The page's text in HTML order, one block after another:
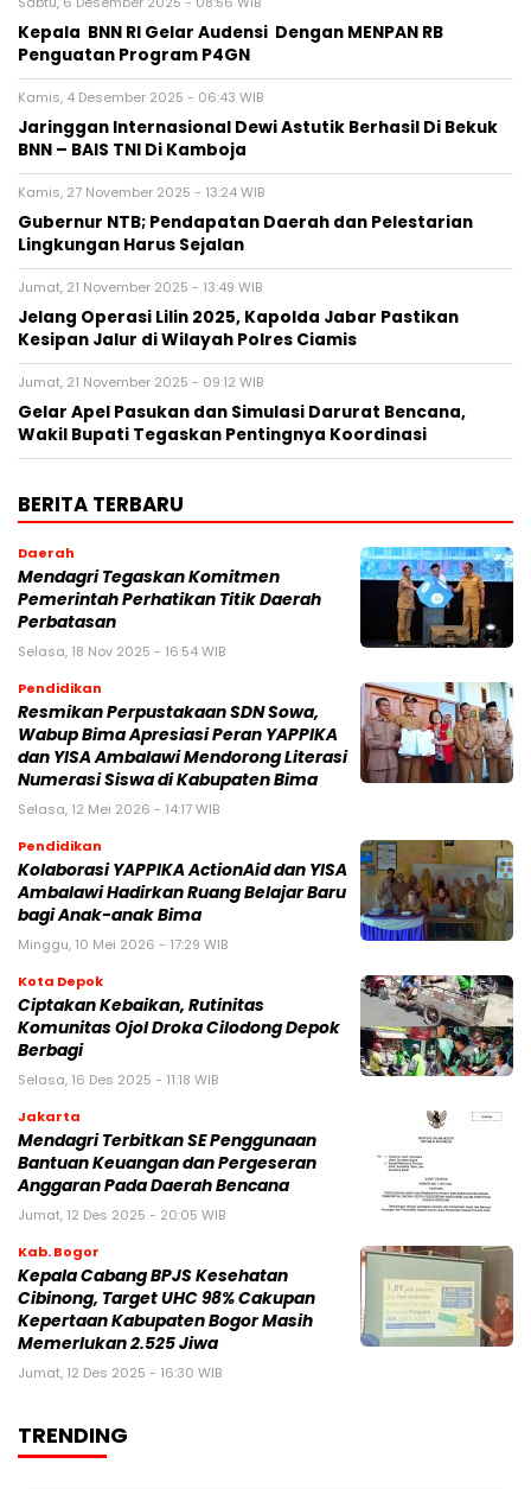
Kepala BNN RI Gelar Audensi Dengan MENPAN RB
Penguatan Program P4GN
Kamis, 4 Desember 2025 - 06:43 WIB
Jaringgan Internasional Dewi Astutik Berhasil Di Bekuk
BNN – BAIS TNI Di Kamboja
Kamis, 27 November 2025 - 13:24 WIB
Gubernur NTB; Pendapatan Daerah dan Pelestarian
Lingkungan Harus Sejalan
Jumat, 21 November 2025 - 13:49 WIB
Jelang Operasi Lilin 2025, Kapolda Jabar Pastikan
Kesipan Jalur di Wilayah Polres Ciamis
Jumat, 21 November 2025 - 09:12 WIB
Gelar Apel Pasukan dan Simulasi Darurat Bencana,
Wakil Bupati Tegaskan Pentingnya Koordinasi
BERITA TERBARU
Daerah
Mendagri Tegaskan Komitmen
Pemerintah Perhatikan Titik Daerah
Perbatasan
Selasa, 18 Nov 2025 - 16:54 WIB
Pendidikan
Resmikan Perpustakaan SDN Sowa,
Wabup Bima Apresiasi Peran YAPPIKA
dan YISA Ambalawi Mendorong Literasi
Numerasi Siswa di Kabupaten Bima
Selasa, 12 Mei 2026 - 14:17 WIB
Pendidikan
Kolaborasi YAPPIKA ActionAid dan YISA
Ambalawi Hadirkan Ruang Belajar Baru
bagi Anak-anak Bima
Minggu, 10 Mei 2026 - 17:29 WIB
Kota Depok
Ciptakan Kebaikan, Rutinitas
Komunitas Ojol Droka Cilodong Depok
Berbagi
Selasa, 16 Des 2025 - 11:18 WIB
Jakarta
Mendagri Terbitkan SE Penggunaan
Bantuan Keuangan dan Pergeseran
Anggaran Pada Daerah Bencana
Jumat, 12 Des 2025 - 20:05 WIB
Kab. Bogor
Kepala Cabang BPJS Kesehatan
Cibinong, Target UHC 98% Cakupan
Kepertaan Kabupaten Bogor Masih
Memerlukan 2.525 Jiwa
Jumat, 12 Des 2025 - 16:30 WIB
TRENDING